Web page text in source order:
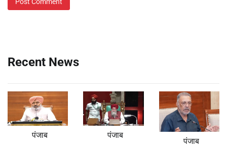
Recent News
पंजाब पंजाब
पंजाब